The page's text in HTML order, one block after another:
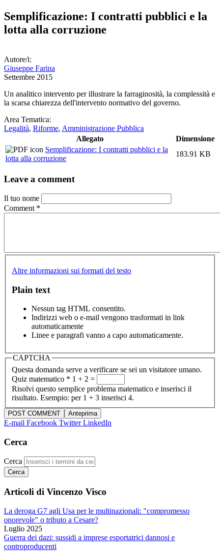
Semplificazione: I contratti pubblici e la
lotta alla corruzione
Autore/i:
Giuseppe Farina
Settembre 2015
Un analitico intervento per illustrare la farraginosità, la complessità e
la scarsa chiarezza dell'intervento normativo del governo.
Area Tematica:
Legalità, Riforme, Amministrazione Pubblica
Allegato
Dimensione
Semplificazione: I contratti pubblici e la
lotta alla corruzione
183.91 KB
Leave a comment
Il tuo nome
Comment *
Altre informazioni sui formati del testo
Plain text
Nessun tag HTML consentito.
Indirizzi web o e-mail vengono trasformati in link
automaticamente
Linee e paragrafi vanno a capo automaticamente.
CAPTCHA
Questa domanda serve a verificare se sei un visitatore umano.
Quiz matematico * 1 + 2 =
Risolvi questo semplice problema matematico e inserisci il
risultato. Esempio: per 1 + 3 inserisci 4.
E-mail Facebook TwitterLinkedIn
Cerca
Cerca
Articoli di Vincenzo Visco
La deroga G7 agli Usa per le multinazionali: "compromesso
onorevole" o tributo a Cesare?
Luglio 2025
Guerra dei dazi: sussidi a imprese esportatrici dannosi e
controproducenti